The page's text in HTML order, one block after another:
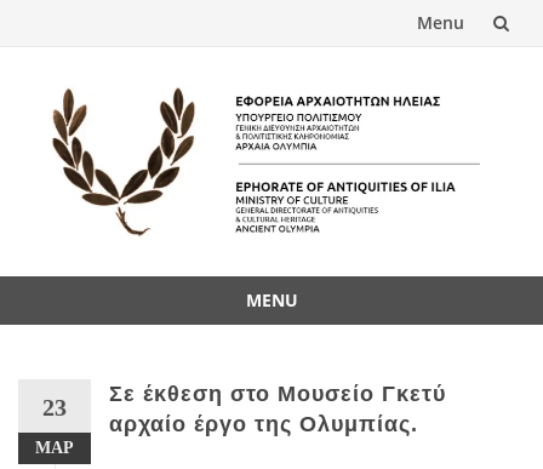
Menu
content
MENU
23
ΜΑΡ
Σε έκθεση στο Μουσείο Γκετύ
αρχαίο έργο της Ολυμπίας.